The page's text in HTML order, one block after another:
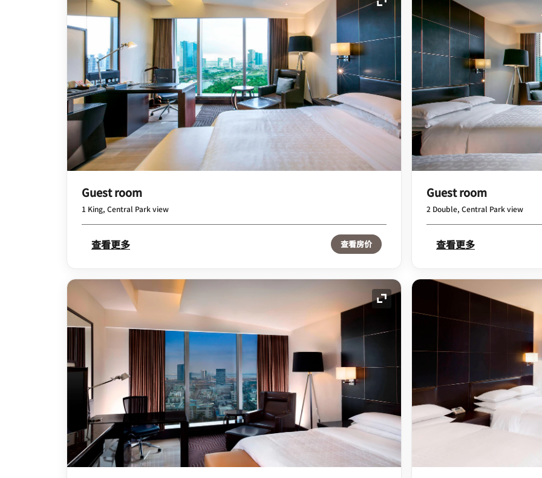
展开图标
Guest room
1 King, Central Park view
查看更多 查看房价
Guest room
2 Double, Central Park view
查看更多
展开图标